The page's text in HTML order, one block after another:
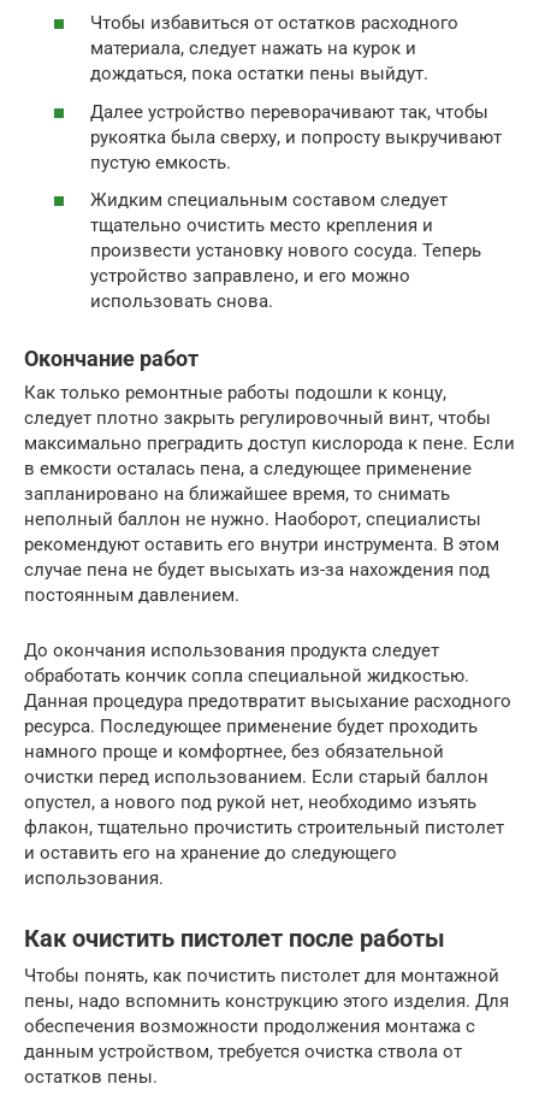
Чтобы избавиться от остатков расходного
материала, следует нажать на курок и
дождаться, пока остатки пены выйдут.
Далее устройство переворачивают так, чтобы
рукоятка была сверху, и попросту выкручивают
пустую емкость.
Жидким специальным составом следует
тщательно очистить место крепления и
произвести установку нового сосуда. Теперь
устройство заправлено, и его можно
использовать снова.
Окончание работ
Как только ремонтные работы подошли к концу,
следует плотно закрыть регулировочный винт, чтобы
максимально преградить доступ кислорода к пене. Если
в емкости осталась пена, а следующее применение
запланировано на ближайшее время, то снимать
неполный баллон не нужно. Наоборот, специалисты
рекомендуют оставить его внутри инструмента. В этом
случае пена не будет высыхать из-за нахождения под
постоянным давлением.
До окончания использования продукта следует
обработать кончик сопла специальной жидкостью.
Данная процедура предотвратит высыхание расходного
ресурса. Последующее применение будет проходить
намного проще и комфортнее, без обязательной
очистки перед использованием. Если старый баллон
опустел, а нового под рукой нет, необходимо изъять
флакон, тщательно прочистить строительный пистолет
и оставить его на хранение до следующего
использования.
Как очистить пистолет после работы
Чтобы понять, как почистить пистолет для монтажной
пены, надо вспомнить конструкцию этого изделия. Для
обеспечения возможности продолжения монтажа с
данным устройством, требуется очистка ствола от
остатков пены.